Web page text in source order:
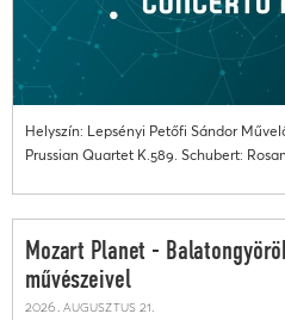
Helyszín: Lepsényi Petőfi Sándor
Prussian Quartet K.589. Schubert:
Mozart Planet -
művészeivel
2026. augusztus 21.